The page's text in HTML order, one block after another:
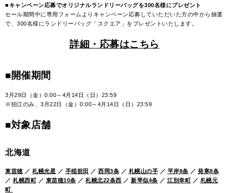
■キャンペーン応募でオリジナルランドリーバッグを300名様にプレゼント
セール期間中に専用フォームよりキャンペーン応募していただいた方の中から抽選
で、300名様にランドリーバッグ「スクエア」をプレゼントいたします。
詳細・応募はこちら
■開催期間
3月29日（金）0:00～4月14日（日）23:59
※狛江のみ、3月22日（金）0:00～4月14日（日）23:59
■対象店舗
北海道
東苗穂 ／ 札幌光星 ／ 手稲前田 ／ 西岡3条 ／ 札幌山の手 ／ 平岸8条 ／ 発寒8条
／ 札幌西町／ 東苗穂10条 ／ 札幌北22条西 ／ 新琴似4条 ／ 江別幸町／ 札幌元
町